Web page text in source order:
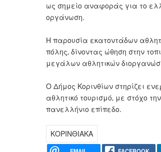
ως σημείο αναφοράς για το
οργάνωση.
Η παρουσία εκατοντάδων
πόλης, δίνοντας ώθηση στην
μεγάλων αθλητικών
Ο Δήμος Κορινθίων στηρίζει
αθλητικό τουρισμό, με στόχο
πανελλήνιο επίπεδο.
ΚΟΡΙΝΘΙΑΚΑ